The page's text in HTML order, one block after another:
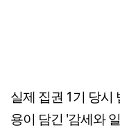
실제 집권 1기 당시
용이 담긴 '감세와